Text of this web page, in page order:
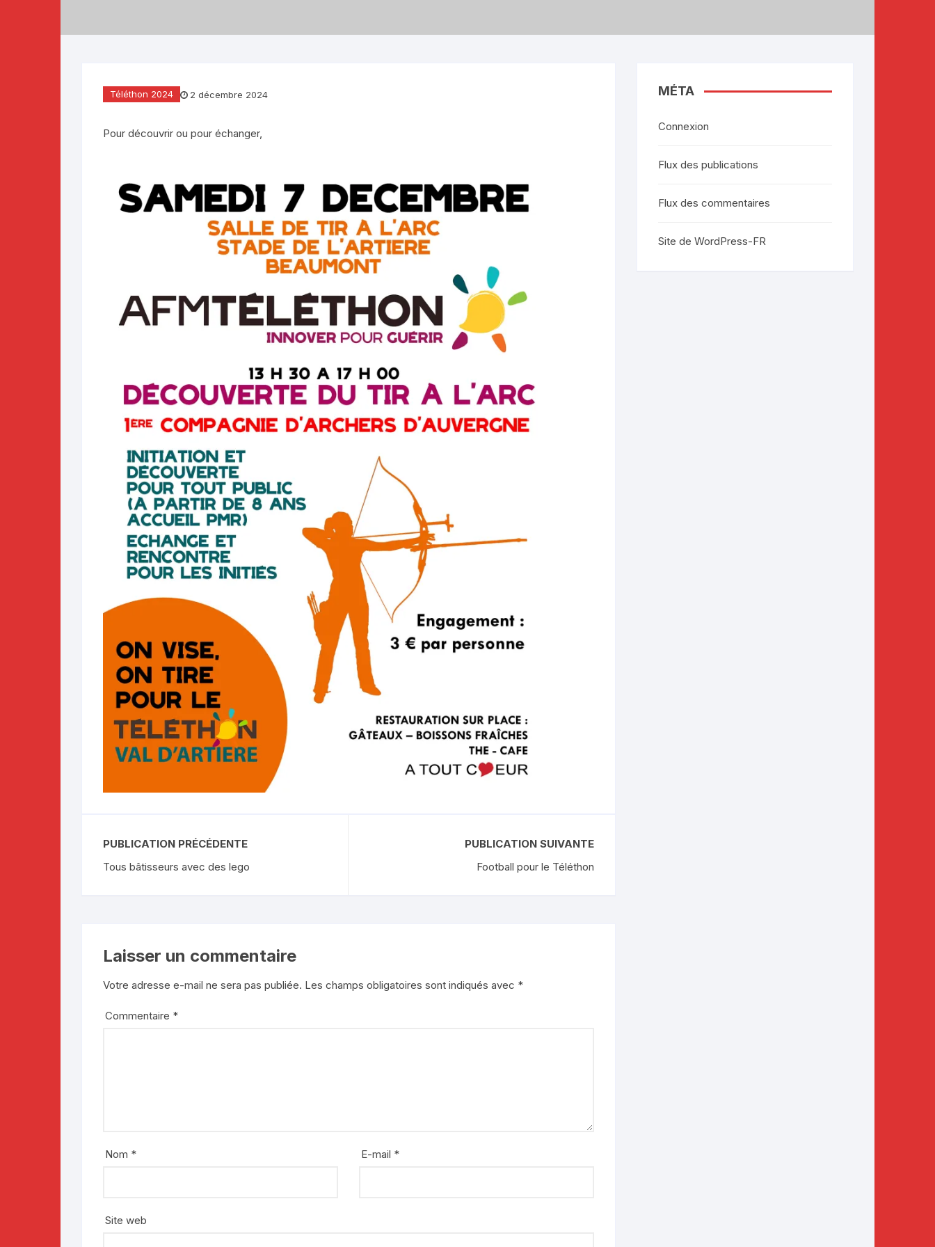
Téléthon 2017
Téléthon 2024 2 décembre 2024
Pour découvrir ou pour échanger,
PUBLICATION PRÉCÉDENTE
Tous bâtisseurs avec des lego
PUBLICATION SUIVANTE
Football pour le Téléthon
Laisser un commentaire
Votre adresse e-mail ne sera pas publiée. Les champs obligatoires sont indiqués avec *
Commentaire *
Nom * E-mail *
Site web
MÉTA
Connexion
Flux des publications
Flux des commentaires
Site de WordPress-FR